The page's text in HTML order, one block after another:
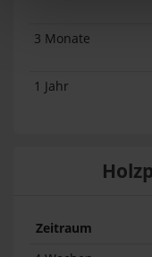
3 Monate
1 Jahr
Zeitraum